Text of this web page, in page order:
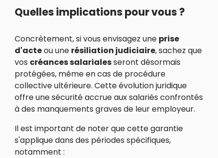
Quelles implications pour vous ?
Concrètement, si vous envisagez une prise
d'acteou une résiliation judiciaire, sachez que
vos créances salarialesseront désormais
protégées, même en cas de procédure
collective ultérieure. Cette évolution juridique
offre une sécurité accrue aux salariés confrontés
à des manquements graves de leur employeur.
Il est important de noter que cette garantie
s'applique dans des périodes spécifiques,
notamment :